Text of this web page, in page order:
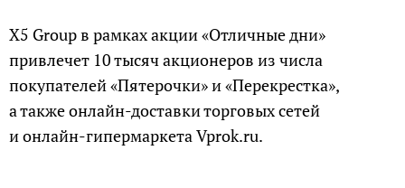
X5 Group в рамках акции «Отличные дни»
привлечет 10 тысяч акционеров из числа
покупателей «Пятерочки» и «Перекрестка»,
а также онлайн-доставки торговых сетей
и онлайн-гипермаркета Vprok.ru.